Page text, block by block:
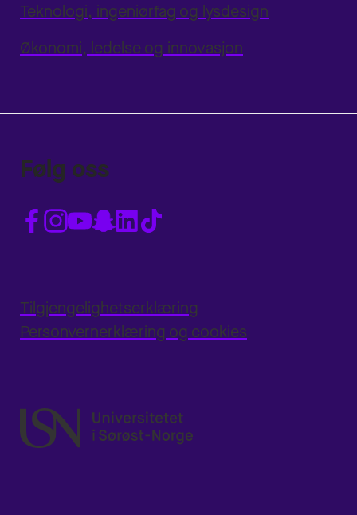
Teknologi, ingeniørfag og lysdesign
Økonomi, ledelse og innovasjon
Følg oss
Tilgjengelighetserklæring
Personvernerklæring og cookies